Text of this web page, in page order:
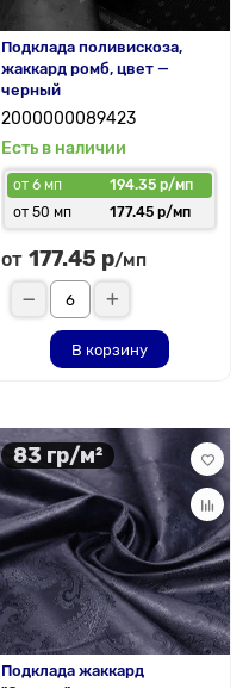
Подклада поливискоза,
жаккард ромб, цвет —
черный
2000000089423
Есть в наличии
от 6 мп
194.35 р/мп
от 50 мп
177.45 р/мп
от 177.45 р/мп
В корзину
83 гр/м²
Подклада жаккард